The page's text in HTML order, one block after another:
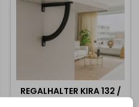
Aussehen schafft....
REGALHALTER KIRA 132 /
SCHWARZ MATT